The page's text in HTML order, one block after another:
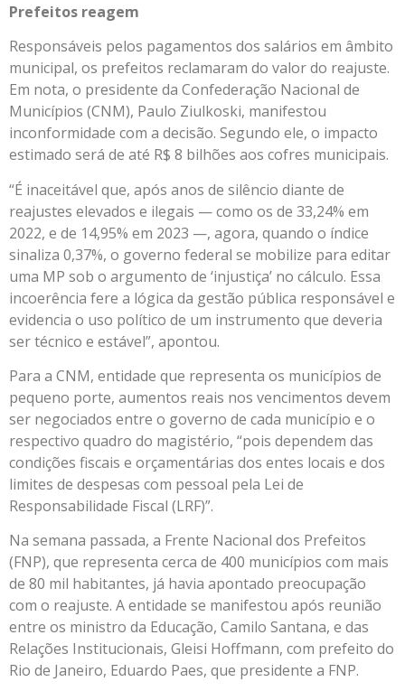
Prefeitos reagem
Responsáveis pelos pagamentos dos salários em âmbito
municipal, os prefeitos reclamaram do valor do reajuste.
Em nota, o presidente da Confederação Nacional de
Municípios (CNM), Paulo Ziulkoski, manifestou
inconformidade com a decisão. Segundo ele, o impacto
estimado será de até R$ 8 bilhões aos cofres municipais.
“É inaceitável que, após anos de silêncio diante de
reajustes elevados e ilegais — como os de 33,24% em
2022, e de 14,95% em 2023 —, agora, quando o índice
sinaliza 0,37%, o governo federal se mobilize para editar
uma MP sob o argumento de ‘injustiça’ no cálculo. Essa
incoerência fere a lógica da gestão pública responsável e
evidencia o uso político de um instrumento que deveria
ser técnico e estável”, apontou.
Para a CNM, entidade que representa os municípios de
pequeno porte, aumentos reais nos vencimentos devem
ser negociados entre o governo de cada município e o
respectivo quadro do magistério, “pois dependem das
condições fiscais e orçamentárias dos entes locais e dos
limites de despesas com pessoal pela Lei de
Responsabilidade Fiscal (LRF)”.
Na semana passada, a Frente Nacional dos Prefeitos
(FNP), que representa cerca de 400 municípios com mais
de 80 mil habitantes, já havia apontado preocupação
com o reajuste. A entidade se manifestou após reunião
entre os ministro da Educação, Camilo Santana, e das
Relações Institucionais, Gleisi Hoffmann, com prefeito do
Rio de Janeiro, Eduardo Paes, que presidente a FNP.